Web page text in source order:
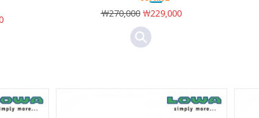
￦270,000￦229,000